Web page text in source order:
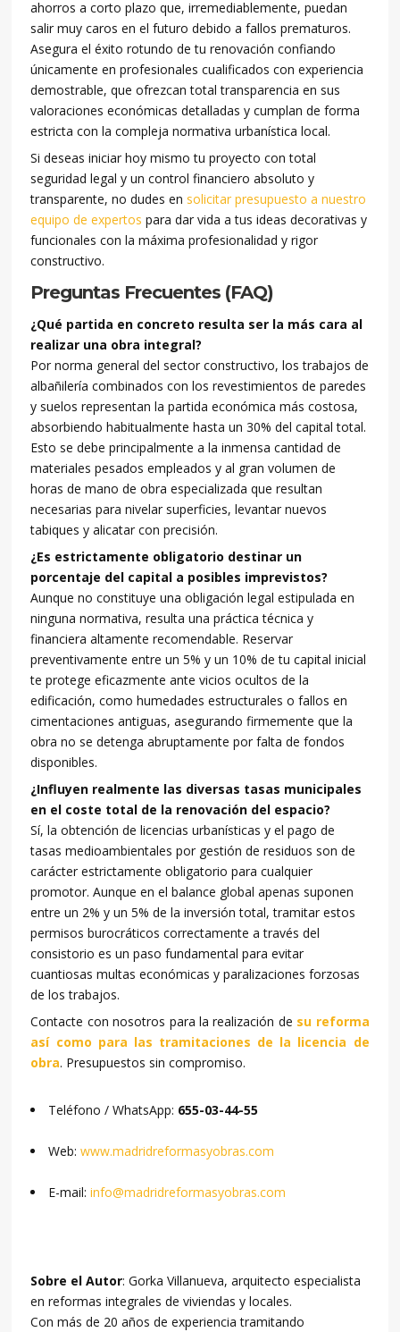
ahorros a corto plazo que, irremediablemente, puedan
salir muy caros en el futuro debido a fallos prematuros.
Asegura el éxito rotundo de tu renovación confiando
únicamente en profesionales cualificados con experiencia
demostrable, que ofrezcan total transparencia en sus
valoraciones económicas detalladas y cumplan de forma
estricta con la compleja normativa urbanística local.
Si deseas iniciar hoy mismo tu proyecto con total
seguridad legal y un control financiero absoluto y
transparente, no dudes en solicitar presupuesto a nuestro
equipo de expertos para dar vida a tus ideas decorativas y
funcionales con la máxima profesionalidad y rigor
constructivo.
Preguntas Frecuentes (FAQ)
¿Qué partida en concreto resulta ser la más cara al
realizar una obra integral?
Por norma general del sector constructivo, los trabajos de
albañilería combinados con los revestimientos de paredes
y suelos representan la partida económica más costosa,
absorbiendo habitualmente hasta un 30% del capital total.
Esto se debe principalmente a la inmensa cantidad de
materiales pesados empleados y al gran volumen de
horas de mano de obra especializada que resultan
necesarias para nivelar superficies, levantar nuevos
tabiques y alicatar con precisión.
¿Es estrictamente obligatorio destinar un
porcentaje del capital a posibles imprevistos?
Aunque no constituye una obligación legal estipulada en
ninguna normativa, resulta una práctica técnica y
financiera altamente recomendable. Reservar
preventivamente entre un 5% y un 10% de tu capital inicial
te protege eficazmente ante vicios ocultos de la
edificación, como humedades estructurales o fallos en
cimentaciones antiguas, asegurando firmemente que la
obra no se detenga abruptamente por falta de fondos
disponibles.
¿Influyen realmente las diversas tasas municipales
en el coste total de la renovación del espacio?
Sí, la obtención de licencias urbanísticas y el pago de
tasas medioambientales por gestión de residuos son de
carácter estrictamente obligatorio para cualquier
promotor. Aunque en el balance global apenas suponen
entre un 2% y un 5% de la inversión total, tramitar estos
permisos burocráticos correctamente a través del
consistorio es un paso fundamental para evitar
cuantiosas multas económicas y paralizaciones forzosas
de los trabajos.
Contacte con nosotros para la realización de su reforma
así como para las tramitaciones de la licencia de
obra. Presupuestos sin compromiso.
Teléfono / WhatsApp: 655-03-44-55
Web:www.madridreformasyobras.com
E-mail:info@madridreformasyobras.com
Sobre el Autor: Gorka Villanueva, arquitecto especialista
en reformas integrales de viviendas y locales.
Con más de 20 años de experiencia tramitando